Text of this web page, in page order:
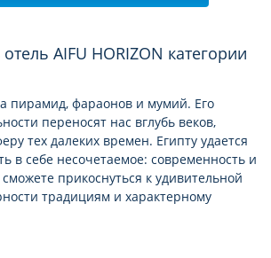
пирамид, фараонов и мумий. Его
переносят нас вглубь веков,
тех далеких времен. Египту удается
в себе несочетаемое: современность и
прикоснуться к удивительной
традициям и характерному